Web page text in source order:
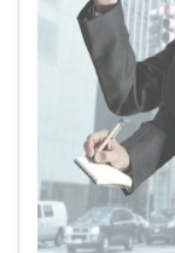
فريسة
للسرطان
مغلقة